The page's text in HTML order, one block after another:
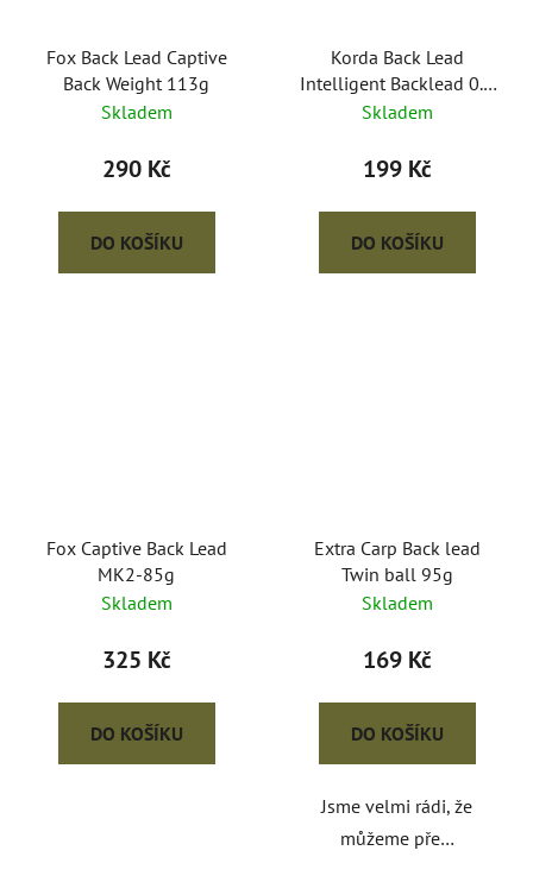
Fox Back Lead Captive
Back Weight 113g
Skladem
290 Kč
DO KOŠÍKU
Korda Back Lead
Intelligent Backlead 0.5
oz / 14 gr.
Skladem
199 Kč
DO KOŠÍKU
Fox Captive Back Lead
MK2-85g
Skladem
325 Kč
DO KOŠÍKU
Extra Carp Back lead
Twin ball 95g
Skladem
169 Kč
DO KOŠÍKU
Jsme velmi rádi, že
můžeme pře…